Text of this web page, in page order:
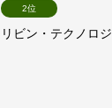
2位
リビン・テクノロ